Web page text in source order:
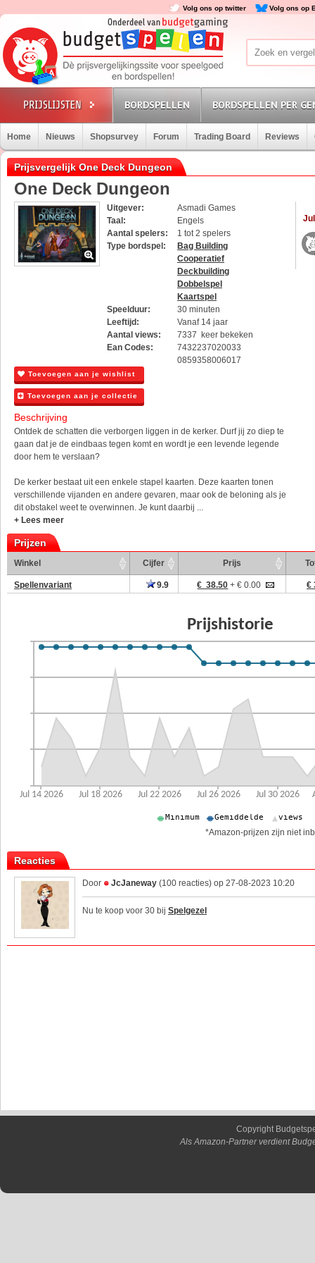
Volg ons op twitter Volg ons op
BORDSPELLEN BORDSPELLEN PER
Home Nieuws Shopsurvey Forum Trading Board Reviews
Prijsvergelijk One Deck Dungeon
One Deck Dungeon
Uitgever:
Asmadi Games
Taal:
Engels
Aantal spelers:
1 tot 2 spelers
Type bordspel:
Bag Building
Cooperatief
Deckbuilding
Dobbelspel
Kaartspel
Speelduur:
30 minuten
Leeftijd:
Vanaf 14 jaar
Aantal views:
7337 keer bekeken
Ean Codes:
7432237020033
0859358006017
Toevoegen aan je wishlist
Toevoegen aan je collectie
Beschrijving
Ontdek de schatten die verborgen liggen in de kerker. Durf jij zo diep te
gaan dat je de eindbaas tegen komt en wordt je een levende legende
door hem te verslaan?
De kerker bestaat uit een enkele stapel kaarten. Deze kaarten tonen
verschillende vijanden en andere gevaren, maar ook de beloning als je
dit obstakel weet te overwinnen. Je kunt daarbij ...
+ Lees meer
Prijzen
Winkel Cijfer Prijs
Spellenvariant 9.9 € 38.50 + € 0.00 €
*Amazon-prijzen zijn niet
Reacties
Door JcJaneway (100 reacties) op 27-08-2023 10:20
Nu te koop voor 30 bij Spelgezel
Copyright
Als Amazon-Partner verdient